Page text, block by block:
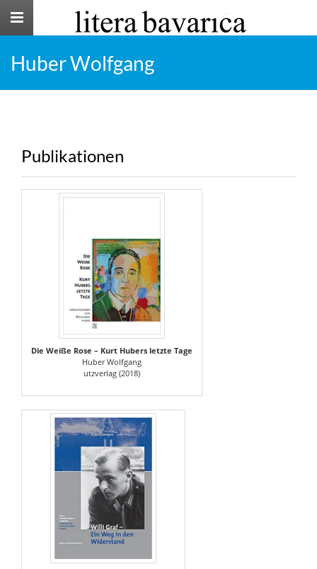
Toggle
Huber Wolfgang
Publikationen
Die Weiße Rose – Kurt Hubers letzte Tage
Huber Wolfgang
utzverlag (2018)